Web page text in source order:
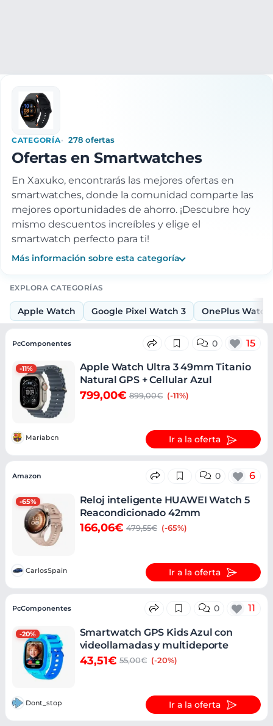
CATEGORÍA 278 ofertas
Ofertas en Smartwatches
En Xaxuko, encontrarás las mejores ofertas en
smartwatches, donde la comunidad comparte las
mejores oportunidades de ahorro. ¡Descubre hoy
mismo descuentos increíbles y elige el
smartwatch perfecto para ti!
Más información sobre esta categoría
EXPLORA CATEGORÍAS
Apple Watch Google Pixel Watch 3 OnePlus Watch
-11%
PcComponentes 0 15
Apple Watch Ultra 3 49mm Titanio
Natural GPS + Cellular Azul
799,00€ 899,00€ (-11%)
Mariabcn Ir a la oferta
-65%
Amazon 0 6
Reloj inteligente HUAWEI Watch 5
Reacondicionado 42mm
166,06€ 479,55€ (-65%)
CarlosSpain Ir a la oferta
-20%
PcComponentes 0 11
Smartwatch GPS Kids Azul con
videollamadas y multideporte
43,51€ 55,00€ (-20%)
Dont_stop Ir a la oferta